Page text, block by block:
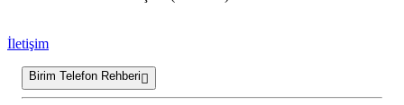
İletişim
Birim Telefon Rehberi